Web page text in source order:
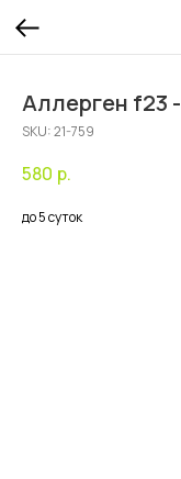
Аллерген f23
SKU:21-759
580 р.
до 5 суток